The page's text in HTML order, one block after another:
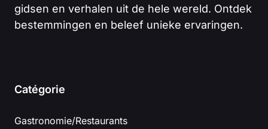
gidsen en verhalen uit de hele wereld. Ontdek
bestemmingen en beleef unieke ervaringen.
Catégorie
Gastronomie/Restaurants